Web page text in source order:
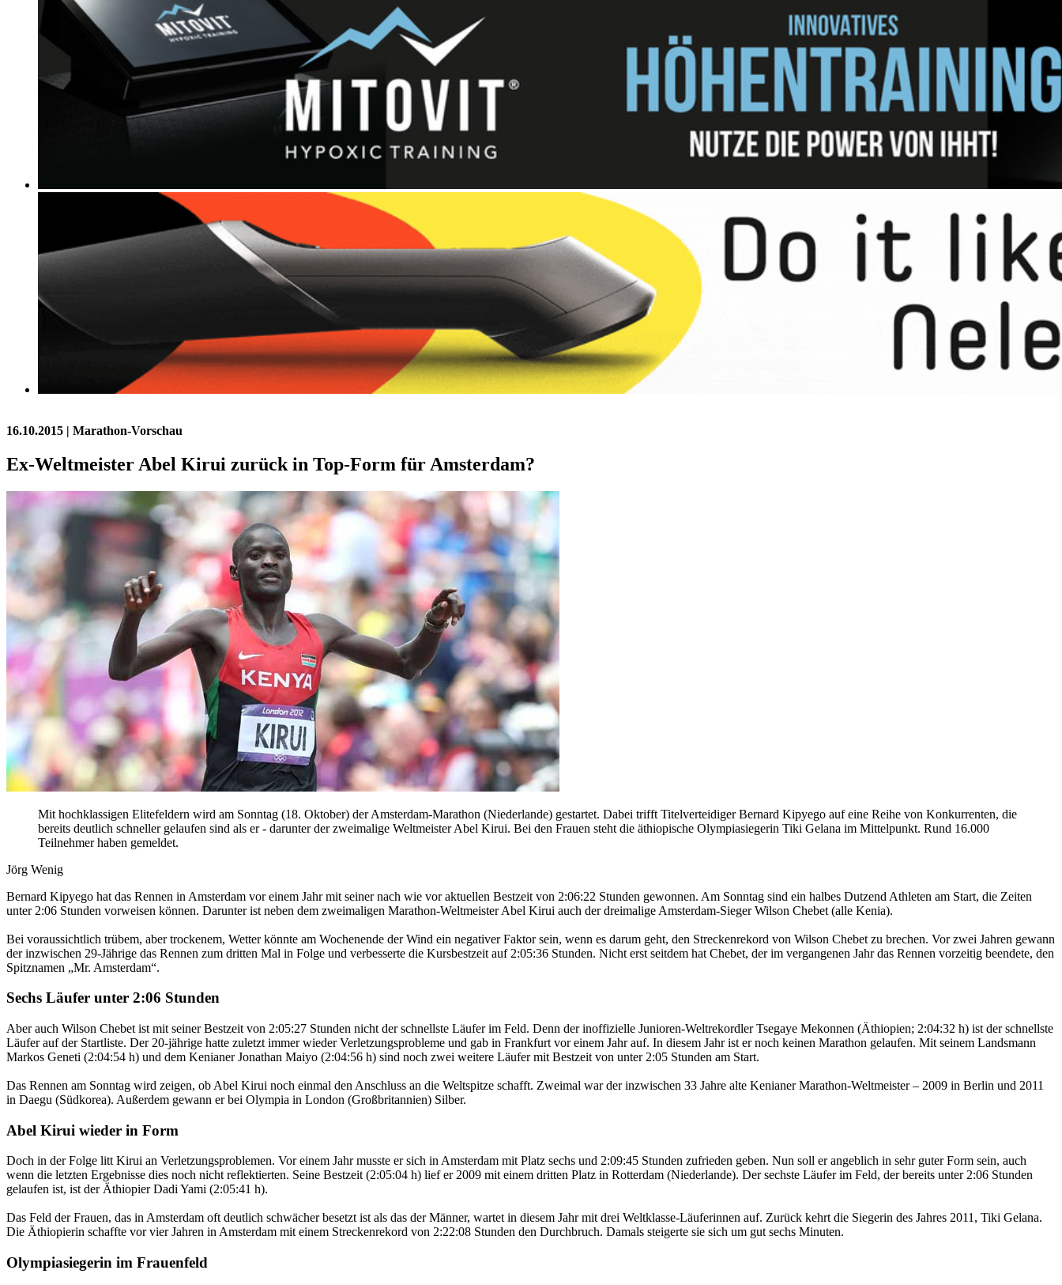
16.10.2015 | Marathon-Vorschau
Ex-Weltmeister Abel Kirui zurück in Top-Form für Amsterdam?
Mit hochklassigen Elitefeldern wird am Sonntag (18. Oktober) der Amsterdam-Marathon (Niederlande) gestartet. Dabei trifft Titelverteidiger Bernard Kipyego auf eine Reihe von Konkurrenten, die
bereits deutlich schneller gelaufen sind als er - darunter der zweimalige Weltmeister Abel Kirui. Bei den Frauen steht die äthiopische Olympiasiegerin Tiki Gelana im Mittelpunkt. Rund 16.000
Teilnehmer haben gemeldet.
Jörg Wenig
Bernard Kipyego hat das Rennen in Amsterdam vor einem Jahr mit seiner nach wie vor aktuellen Bestzeit von 2:06:22 Stunden gewonnen. Am Sonntag sind ein halbes Dutzend Athleten am Start, die Zeiten
unter 2:06 Stunden vorweisen können. Darunter ist neben dem zweimaligen Marathon-Weltmeister Abel Kirui auch der dreimalige Amsterdam-Sieger Wilson Chebet (alle Kenia).
Bei voraussichtlich trübem, aber trockenem, Wetter könnte am Wochenende der Wind ein negativer Faktor sein, wenn es darum geht, den Streckenrekord von Wilson Chebet zu brechen. Vor zwei Jahren gewann
der inzwischen 29-Jährige das Rennen zum dritten Mal in Folge und verbesserte die Kursbestzeit auf 2:05:36 Stunden. Nicht erst seitdem hat Chebet, der im vergangenen Jahr das Rennen vorzeitig beendete, den
Spitznamen „Mr. Amsterdam“.
Sechs Läufer unter 2:06 Stunden
Aber auch Wilson Chebet ist mit seiner Bestzeit von 2:05:27 Stunden nicht der schnellste Läufer im Feld. Denn der inoffizielle Junioren-Weltrekordler Tsegaye Mekonnen (Äthiopien; 2:04:32 h) ist der schnellste
Läufer auf der Startliste. Der 20-jährige hatte zuletzt immer wieder Verletzungsprobleme und gab in Frankfurt vor einem Jahr auf. In diesem Jahr ist er noch keinen Marathon gelaufen. Mit seinem Landsmann
Markos Geneti (2:04:54 h) und dem Kenianer Jonathan Maiyo (2:04:56 h) sind noch zwei weitere Läufer mit Bestzeit von unter 2:05 Stunden am Start.
Das Rennen am Sonntag wird zeigen, ob Abel Kirui noch einmal den Anschluss an die Weltspitze schafft. Zweimal war der inzwischen 33 Jahre alte Kenianer Marathon-Weltmeister – 2009 in Berlin und 2011
in Daegu (Südkorea). Außerdem gewann er bei Olympia in London (Großbritannien) Silber.
Abel Kirui wieder in Form
Doch in der Folge litt Kirui an Verletzungsproblemen. Vor einem Jahr musste er sich in Amsterdam mit Platz sechs und 2:09:45 Stunden zufrieden geben. Nun soll er angeblich in sehr guter Form sein, auch
wenn die letzten Ergebnisse dies noch nicht reflektierten. Seine Bestzeit (2:05:04 h) lief er 2009 mit einem dritten Platz in Rotterdam (Niederlande). Der sechste Läufer im Feld, der bereits unter 2:06 Stunden
gelaufen ist, ist der Äthiopier Dadi Yami (2:05:41 h).
Das Feld der Frauen, das in Amsterdam oft deutlich schwächer besetzt ist als das der Männer, wartet in diesem Jahr mit drei Weltklasse-Läuferinnen auf. Zurück kehrt die Siegerin des Jahres 2011, Tiki Gelana.
Die Äthiopierin schaffte vor vier Jahren in Amsterdam mit einem Streckenrekord von 2:22:08 Stunden den Durchbruch. Damals steigerte sie sich um gut sechs Minuten.
Olympiasiegerin im Frauenfeld